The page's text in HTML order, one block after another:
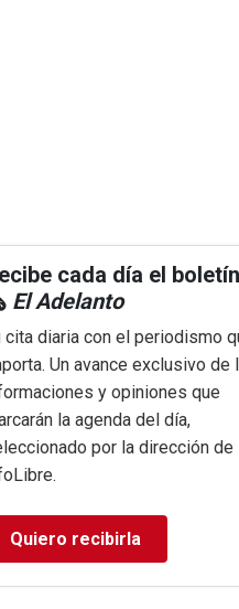
cada día el boletín
El Adelanto
cita diaria con el periodismo
Un avance exclusivo de
y opiniones que
la agenda del día,
por la dirección de
Quiero recibirla